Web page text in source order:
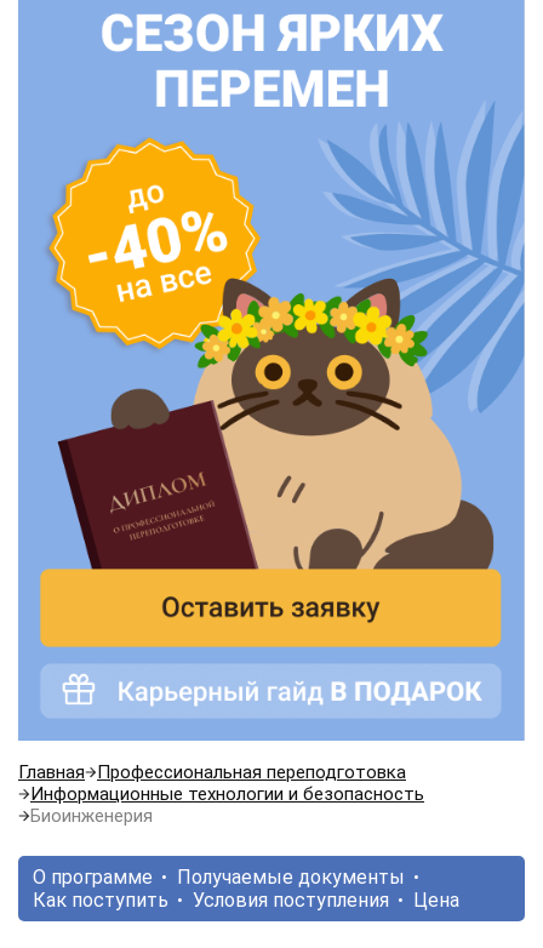
Главная
Профессиональная переподготовка
Информационные технологии и безопасность
Биоинженерия
О программе
Получаемые документы
Как поступить
Условия поступления Цена